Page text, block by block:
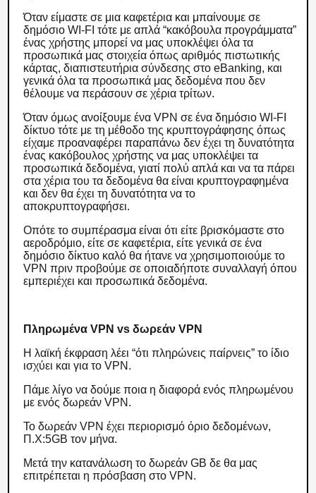
Όταν είμαστε σε μια καφετέρια και μπαίνουμε σε
δημόσιο WI-FI τότε με απλά “κακόβουλα προγράμματα”
ένας χρήστης μπορεί να μας υποκλέψει όλα τα
προσωπικά μας στοιχεία όπως αριθμός πιστωτικής
κάρτας, διαπιστευτήρια σύνδεσης στο eBanking, και
γενικά όλα τα προσωπικά μας δεδομένα που δεν
θέλουμε να περάσουν σε χέρια τρίτων.
Όταν όμως ανοίξουμε ένα VPN σε ένα δημόσιο WI-FI
δίκτυο τότε με τη μέθοδο της κρυπτογράφησης όπως
είχαμε προαναφέρει παραπάνω δεν έχει τη δυνατότητα
ένας κακόβουλος χρήστης να μας υποκλέψει τα
προσωπικά δεδομένα, γιατί πολύ απλά και να τα πάρει
στα χέρια του τα δεδομένα θα είναι κρυπτογραφημένα
και δεν θα έχει τη δυνατότητα να το
αποκρυπτογραφήσει.
Οπότε το συμπέρασμα είναι ότι είτε βρισκόμαστε στο
αεροδρόμιο, είτε σε καφετέρια, είτε γενικά σε ένα
δημόσιο δίκτυο καλό θα ήτανε να χρησιμοποιούμε το
VPN πριν προβούμε σε οποιαδήποτε συναλλαγή όπου
εμπεριέχει και προσωπικά δεδομένα.
Πληρωμένα VPN vs δωρεάν VPN
Η λαϊκή έκφραση λέει “ότι πληρώνεις παίρνεις” το ίδιο
ισχύει και για το VPN.
Πάμε λίγο να δούμε ποια η διαφορά ενός πληρωμένου
με ενός δωρεάν VPN.
Το δωρεάν VPN έχει περιορισμό όριο δεδομένων,
Π.Χ:5GB τον μήνα.
Μετά την κατανάλωση το δωρεάν GB δε θα μας
επιτρέπεται η πρόσβαση στο VPN.